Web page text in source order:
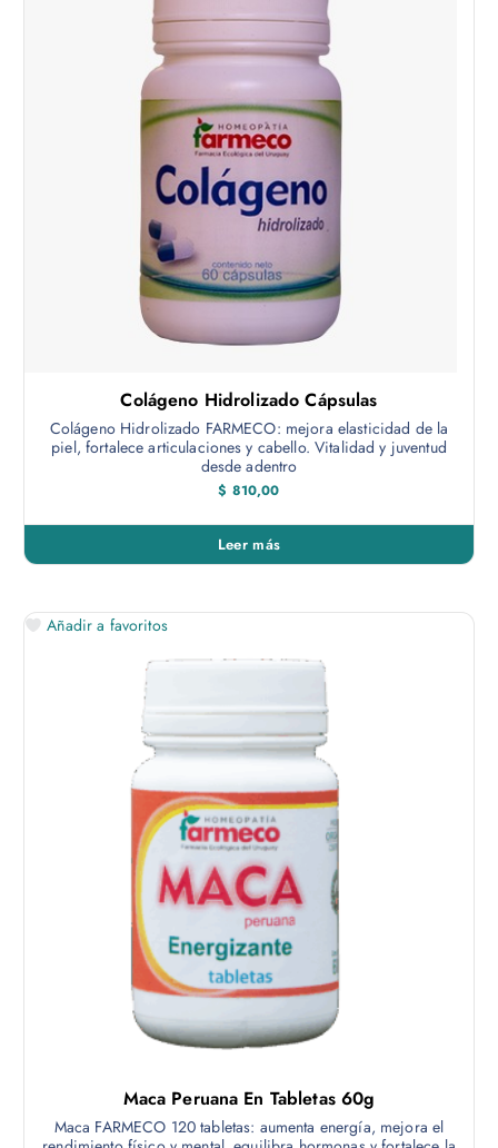
Colágeno Hidrolizado Cápsulas
Colágeno Hidrolizado FARMECO: mejora elasticidad de la
piel, fortalece articulaciones y cabello. Vitalidad y juventud
desde adentro
$ 810,00
Leer más
Añadir a favoritos
Maca Peruana En Tabletas 60g
Maca FARMECO 120 tabletas: aumenta energía, mejora el